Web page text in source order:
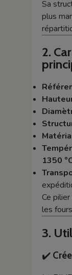
Sa
plus
2.
1350
Ce
les
3.
✔️